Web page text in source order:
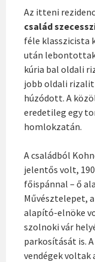
Az itteni
család
féle klasszicista
után
kúria bal oldali
jobb oldali
húzódott. A
eredetileg egy
homlokzatán.
A családból
jelentős volt,
főispánnal – ő
Művésztelepet,
alapító-elnöke
szolnoki vár
parkosítását is.
vendégek voltak